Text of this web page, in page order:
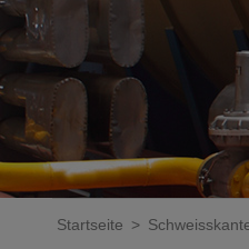
ERSATZTEILE
Startseite